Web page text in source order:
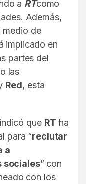
a RTcomo
Además,
medio de
implicado en
partes del
las
Red, esta
indicó que RT ha
para “reclutar
a
sociales” con
con los